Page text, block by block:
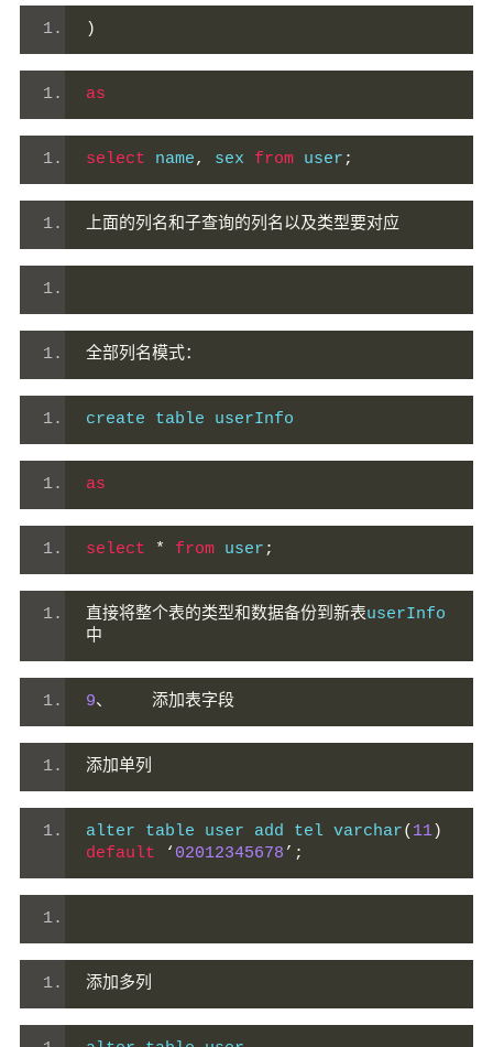
)
as
select name, sex from user ;
上面的列名和子查询的列名以及类型要对应
全部列名模式：
create table userInfo
as
select * from user ;
直接将整个表的类型和数据备份到新表userInfo
中
9、 添加表字段
添加单列
alter table user add tel varchar( 11)
default
‘ 02012345678 ’;
添加多列